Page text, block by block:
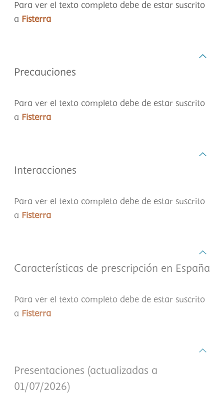
Para ver el texto completo debe de estar suscrito
a Fisterra
Precauciones
Para ver el texto completo debe de estar suscrito
a Fisterra
Interacciones
Para ver el texto completo debe de estar suscrito
a Fisterra
Características de prescripción en España
Para ver el texto completo debe de estar suscrito
a Fisterra
Presentaciones (actualizadas a
01/07/2026)